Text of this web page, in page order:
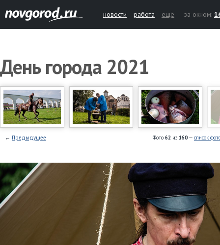
новости работа ещё за окном:
День города 2021
Фото 62 из 160— список
← Предыдущее